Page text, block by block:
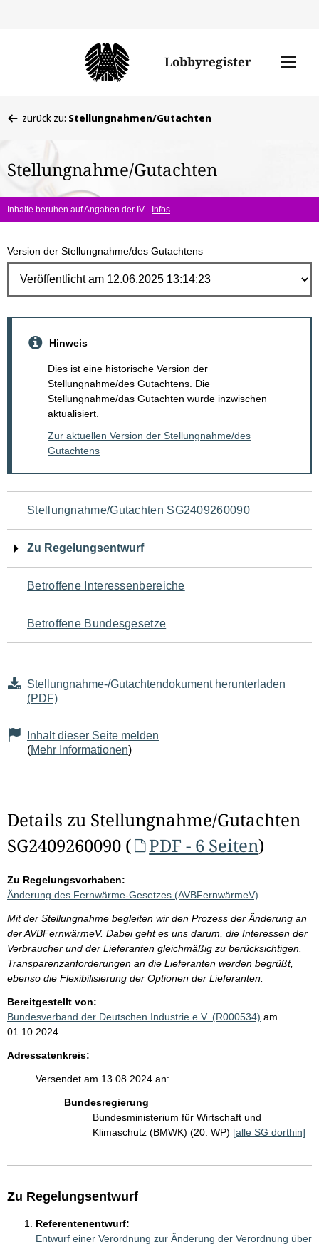
Lobbyregister
Menü
befinden
hier:
zurück zu: Stellungnahmen/Gutachten
Stellungnahme/Gutachten
Inhalte beruhen auf Angaben der IV - Infos
Version der Stellungnahme/des Gutachtens
Hinweis
Dies ist eine historische Version der
Stellungnahme/des Gutachtens. Die
Stellungnahme/das Gutachten wurde inzwischen
aktualisiert.
Zur aktuellen Version der Stellungnahme/des
Gutachtens
Navigation
für
den
Seiteninhalt
Stellungnahme/Gutachten SG2409260090
Zu Regelungsentwurf
Betroffene Interessenbereiche
Betroffene Bundesgesetze
Stellungnahme-/Gutachtendokument herunterladen
(PDF)
Inhalt dieser Seite melden
(Mehr Informationen)
Details zu Stellungnahme/Gutachten
SG2409260090 (
PDF - 6 Seiten)
Zu Regelungsvorhaben:
Änderung des Fernwärme-Gesetzes (AVBFernwärmeV)
Mit der Stellungnahme begleiten wir den Prozess der Änderung an
der AVBFernwärmeV. Dabei geht es uns darum, die Interessen der
Verbraucher und der Lieferanten gleichmäßig zu berücksichtigen.
Transparenzanforderungen an die Lieferanten werden begrüßt,
ebenso die Flexibilisierung der Optionen der Lieferanten.
Bereitgestellt von:
Bundesverband der Deutschen Industrie e.V. (R000534) am
01.10.2024
Adressatenkreis:
Versendet am 13.08.2024 an:
Bundesregierung
Bundesministerium für Wirtschaft und
Klimaschutz (BMWK) (20. WP) [alle SG dorthin]
Zu Regelungsentwurf
Referentenentwurf:
Entwurf einer Verordnung zur Änderung der Verordnung über